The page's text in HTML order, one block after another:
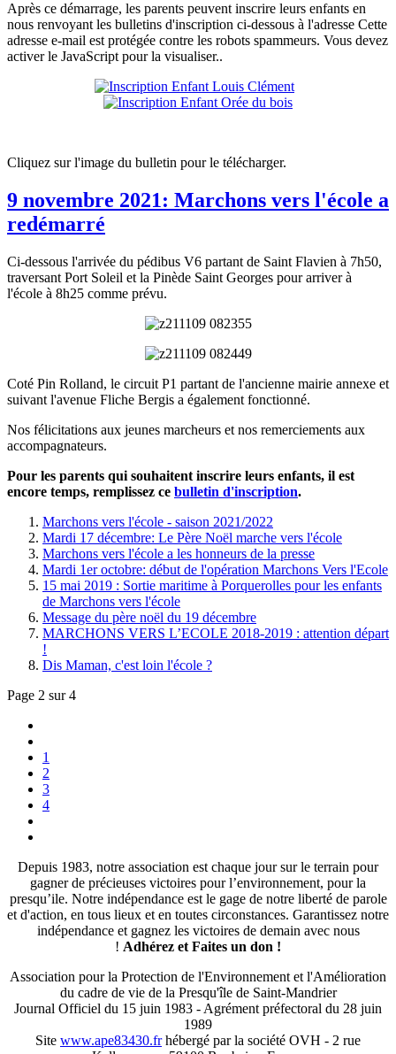
Après ce démarrage, les parents peuvent inscrire leurs enfants en
nous renvoyant les bulletins d'inscription ci-dessous à l'adresse Cette
adresse e-mail est protégée contre les robots spammeurs. Vous devez
activer le JavaScript pour la visualiser..
Cliquez sur l'image du bulletin pour le télécharger.
9 novembre 2021: Marchons vers l'école a
redémarré
Ci-dessous l'arrivée du pédibus V6 partant de Saint Flavien à 7h50,
traversant Port Soleil et la Pinède Saint Georges pour arriver à
l'école à 8h25 comme prévu.
Coté Pin Rolland, le circuit P1 partant de l'ancienne mairie annexe et
suivant l'avenue Fliche Bergis a également fonctionné.
Nos félicitations aux jeunes marcheurs et nos remerciements aux
accompagnateurs.
Pour les parents qui souhaitent inscrire leurs enfants, il est
encore temps, remplissez ce bulletin d'inscription.
Marchons vers l'école - saison 2021/2022
Mardi 17 décembre: Le Père Noël marche vers l'école
Marchons vers l'école a les honneurs de la presse
Mardi 1er octobre: début de l'opération Marchons Vers l'Ecole
15 mai 2019 : Sortie maritime à Porquerolles pour les enfants
de Marchons vers l'école
Message du père noël du 19 décembre
MARCHONS VERS L’ECOLE 2018-2019 : attention départ
!
Dis Maman, c'est loin l'école ?
Page 2 sur 4
1
2
3
4
Depuis 1983, notre association est chaque jour sur le terrain pour
gagner de précieuses victoires pour l’environnement, pour la
presqu’ile. Notre indépendance est le gage de notre liberté de parole
et d'action, en tous lieux et en toutes circonstances. Garantissez notre
indépendance et gagnez les victoires de demain avec nous
! Adhérez et Faites un don !
Association pour la Protection de l'Environnement et l'Amélioration
du cadre de vie de la Presqu'île de Saint-Mandrier
Journal Officiel du 15 juin 1983 - Agrément préfectoral du 28 juin
1989
Site www.ape83430.frhébergé par la société OVH - 2 rue